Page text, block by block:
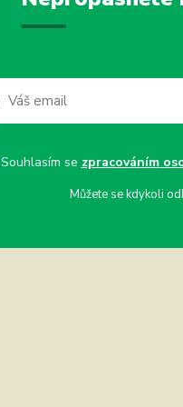
Souhlasím se zpracováním
Můžete se kdykoli